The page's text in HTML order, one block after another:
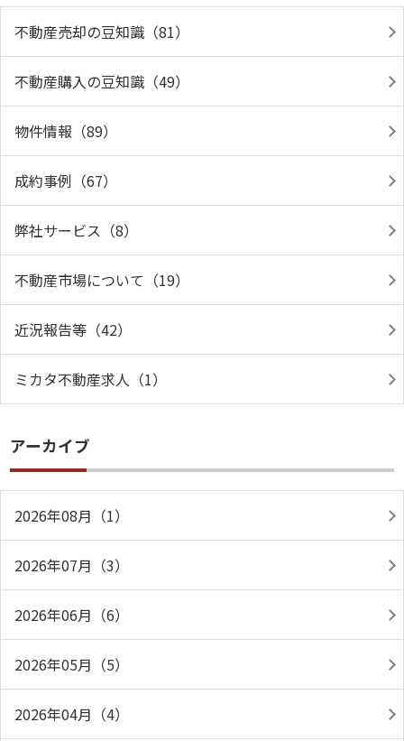
不動産売却の豆知識（81）
不動産購入の豆知識（49）
物件情報（89）
成約事例（67）
弊社サービス（8）
不動産市場について（19）
近況報告等（42）
ミカタ不動産求人（1）
アーカイブ
2026年08月（1）
2026年07月（3）
2026年06月（6）
2026年05月（5）
2026年04月（4）